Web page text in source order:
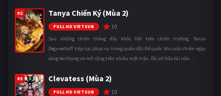
#2 Tanya Chiến Ký (Mùa 2)
FULL HD VIETSUB 10
Sau những chiến thắng đầy khốc liệt trên chiến trường, Tanya
Degurechaff tiếp tục phục vụ trong quân đội Đế quốc khi cuộc chiến ngày
càng leo thang và mở rộng trên nhiều mặt trận. Dù sở hữu tài năn ...
#3 Clevatess (Mùa 2)
FULL HD VIETSUB 10